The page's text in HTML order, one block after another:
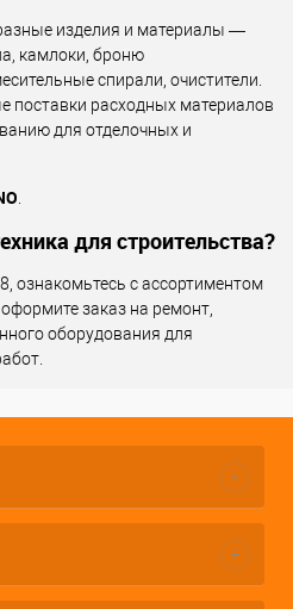
изделия и материалы —
камлоки, броню
спирали, очистители.
поставки расходных материалов
для отделочных и
для строительства?
ознакомьтесь с ассортиментом
заказ на ремонт,
оборудования для